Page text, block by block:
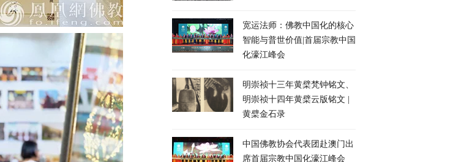
宽运法师：佛教中国化的核心
智能与普世价值|首届宗教中国
化濠江峰会
明崇祯十三年黄檗梵钟铭文、
明崇祯十四年黄檗云版铭文 |
黄檗金石录
中国佛教协会代表团赴澳门出
席首届宗教中国化濠江峰会